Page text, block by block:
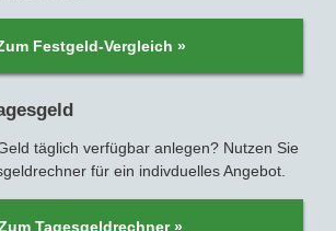
Festgeld-Vergleich »
täglich verfügbar anlegen? Nutzen Sie
für ein indivduelles Angebot.
Tagesgeldrechner »